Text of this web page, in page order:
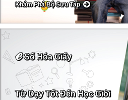
Khám Phá Bộ Sưu Tập
ℯSố Hóa Giấy
Từ Dạy Tốt Đến Học Giỏi